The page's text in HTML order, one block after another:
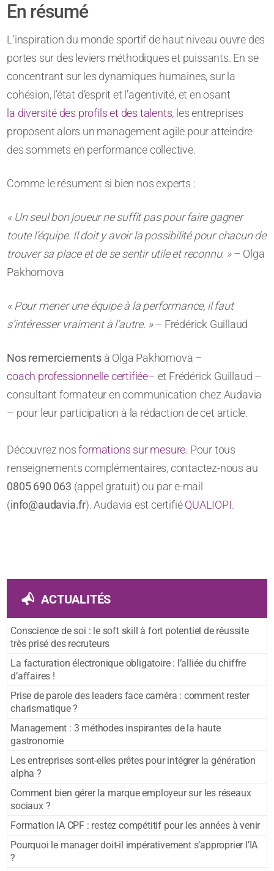
En résumé
L’inspiration du monde sportif de haut niveau ouvre des
portes sur des leviers méthodiques et puissants. En se
concentrant sur les dynamiques humaines, sur la
cohésion, l’état d’esprit et l’agentivité, et en osant
la diversité des profils et des talents, les entreprises
proposent alors un management agile pour atteindre
des sommets en performance collective.
Comme le résument si bien nos experts :
« Un seul bon joueur ne suffit pas pour faire gagner
toute l’équipe. Il doit y avoir la possibilité pour chacun de
trouver sa place et de se sentir utile et reconnu. »– Olga
Pakhomova
« Pour mener une équipe à la performance, il faut
s’intéresser vraiment à l’autre. »– Frédérick Guillaud
Nos remerciements à Olga Pakhomova –
coach professionnelle certifiée– et Frédérick Guillaud –
consultant formateur en communication chez Audavia
– pour leur participation à la rédaction de cet article.
Découvrez nosformations sur mesure. Pour tous
renseignements complémentaires, contactez-nous au
0805 690 063 (appel gratuit) ou par e-mail
(info@audavia.fr). Audavia est certifiéQUALIOPI.
ACTUALITÉS
Conscience de soi : le soft skill à fort potentiel de réussite
très prisé des recruteurs
La facturation électronique obligatoire : l’alliée du chiffre
d’affaires !
Prise de parole des leaders face caméra : comment rester
charismatique ?
Management : 3 méthodes inspirantes de la haute
gastronomie
Les entreprises sont-elles prêtes pour intégrer la génération
alpha ?
Comment bien gérer la marque employeur sur les réseaux
sociaux ?
Formation IA CPF : restez compétitif pour les années à venir
Pourquoi le manager doit-il impérativement s’approprier l’IA
?